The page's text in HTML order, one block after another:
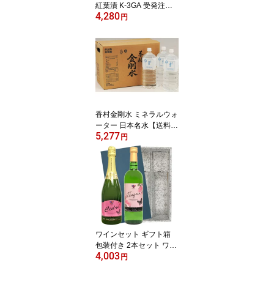
紅葉漬 K-3GA 受発注商
品【送料無料(一部地域除
ト プレゼント(49563471
00186)
4,280円
香村金剛水 ミネラルウォ
ーター 日本名水【送料無
料(一部地域除く)】2L×1
0本 まとめ買い 福島 ギ
フト プレゼント
5,277円
ワインセット ギフト箱
包装付き 2本セット ワイ
ン紀行オリジナル 無料包
4,003円